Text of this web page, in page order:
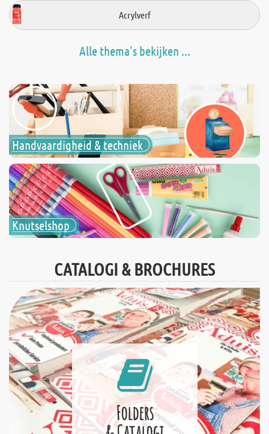
Acrylverf
Alle thema's bekijken ...
Handvaardigheid & techniek
Knutselshop
CATALOGI & BROCHURES
Folders